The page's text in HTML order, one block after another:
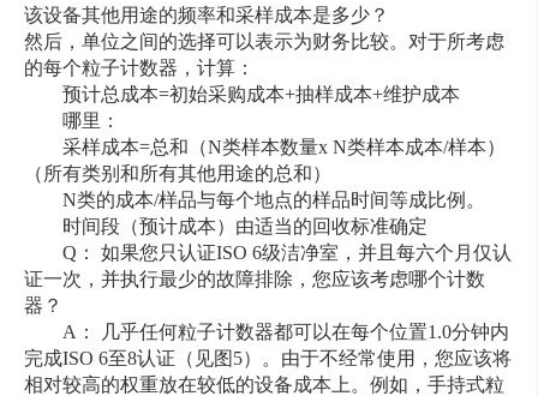
该设备其他用途的频率和采样成本是多少？
然后，单位之间的选择可以表示为财务比较。对于所考虑
的每个粒子计数器，计算：
预计总成本=初始采购成本+抽样成本+维护成本
哪里：
采样成本=总和（N类样本数量x N类样本成本/样本）
（所有类别和所有其他用途的总和）
N类的成本/样品与每个地点的样品时间等成比例。
时间段（预计成本）由适当的回收标准确定
Q： 如果您只认证ISO 6级洁净室，并且每六个月仅认
证一次，并执行最少的故障排除，您应该考虑哪个计数
器？
A： 几乎任何粒子计数器都可以在每个位置1.0分钟内
完成ISO 6至8认证（见图5）。由于不经常使用，您应该将
相对较高的权重放在较低的设备成本上。例如，手持式粒